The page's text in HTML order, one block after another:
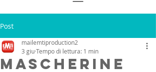
Post
Mascherine
mailemtiproduction2
3 giuTempo di lettura: 1 min